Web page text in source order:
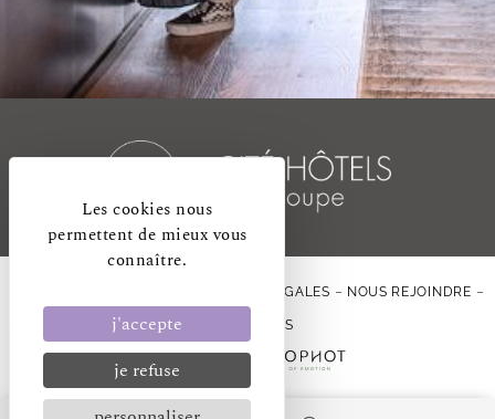
MENTIONS LÉGALES NOUS REJOINDRE
ACTUALITÉS
RÉALISÉ PAR
Les cookies nous
permettent de mieux vous
connaître.
j'accepte
je refuse